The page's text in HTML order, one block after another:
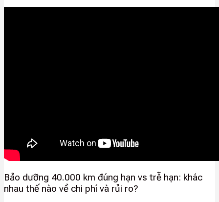
Bảo dưỡng 40.000 km đúng hạn vs trễ hạn: khác
nhau thế nào về chi phí và rủi ro?